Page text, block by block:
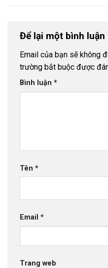
Để lại một bình luận
Email của bạn sẽ không
trường bắt buộc được
Bình luận *
Tên *
Email *
Trang web